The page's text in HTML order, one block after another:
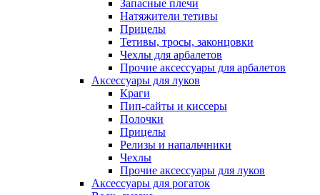
Запасные плечи
Натяжители тетивы
Прицелы
Тетивы, тросы, законцовки
Чехлы для арбалетов
Прочие аксессуары для арбалетов
Аксессуары для луков
Краги
Пип-сайты и киссеры
Полочки
Прицелы
Релизы и напальчники
Чехлы
Прочие аксессуары для луков
Аксессуары для рогаток